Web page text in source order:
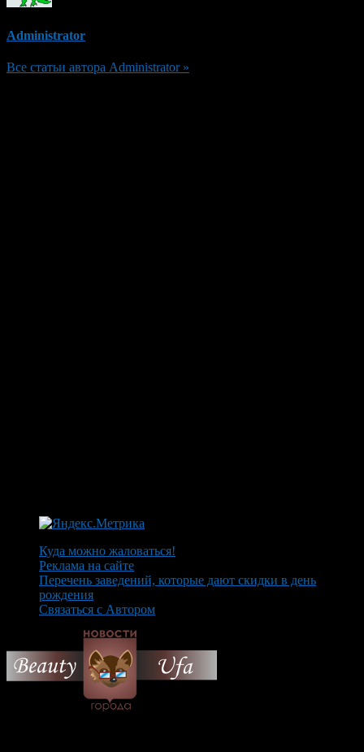
Administrator
Все статьи автора Administrator »
Куда можно жаловаться!
Реклама на сайте
Перечень заведений, которые дают скидки в день
рождения
Связаться с Автором